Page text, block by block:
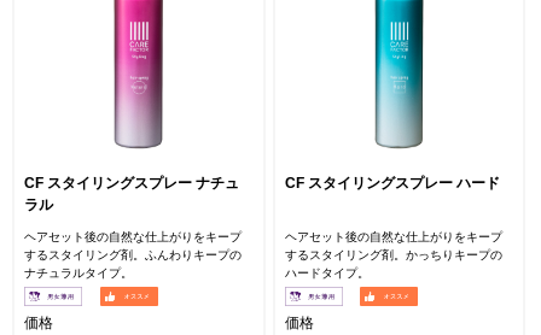
CF スタイリングスプレー ナチュ
ラル
ヘアセット後の自然な仕上がりをキープ
するスタイリング剤。ふんわりキープの
ナチュラルタイプ。
価格
CF スタイリングスプレー ハード
ヘアセット後の自然な仕上がりをキープ
するスタイリング剤。かっちりキープの
ハードタイプ。
価格